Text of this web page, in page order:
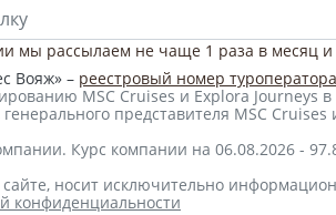
мы рассылаем не чаще 1 раза в месяц
Вояж» – реестровый номер
MSC Cruises и Explora Journeys
представителя MSC
Курс компании на 06.08.2026 -
носит исключительно
конфиденциальности